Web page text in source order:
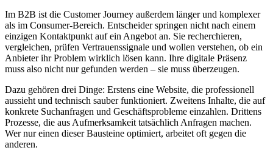
Im B2B ist die Customer Journey außerdem länger und komplexer
als im Consumer-Bereich. Entscheider springen nicht nach einem
einzigen Kontaktpunkt auf ein Angebot an. Sie recherchieren,
vergleichen, prüfen Vertrauenssignale und wollen verstehen, ob ein
Anbieter ihr Problem wirklich lösen kann. Ihre digitale Präsenz
muss also nicht nur gefunden werden – sie muss überzeugen.
Dazu gehören drei Dinge: Erstens eine Website, die professionell
aussieht und technisch sauber funktioniert. Zweitens Inhalte, die auf
konkrete Suchanfragen und Geschäftsprobleme einzahlen. Drittens
Prozesse, die aus Aufmerksamkeit tatsächlich Anfragen machen.
Wer nur einen dieser Bausteine optimiert, arbeitet oft gegen die
anderen.